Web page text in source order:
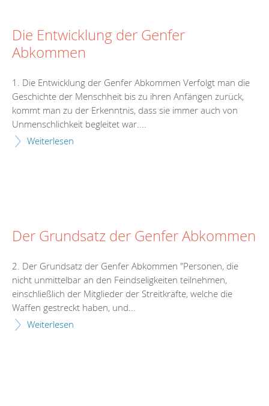
Die Entwicklung der Genfer
Abkommen
1. Die Entwicklung der Genfer Abkommen Verfolgt man die
Geschichte der Menschheit bis zu ihren Anfängen zurück,
kommt man zu der Erkenntnis, dass sie immer auch von
Unmenschlichkeit begleitet war....
Weiterlesen
Der Grundsatz der Genfer Abkommen
2. Der Grundsatz der Genfer Abkommen "Personen, die
nicht unmittelbar an den Feindseligkeiten teilnehmen,
einschließlich der Mitglieder der Streitkräfte, welche die
Waffen gestreckt haben, und...
Weiterlesen